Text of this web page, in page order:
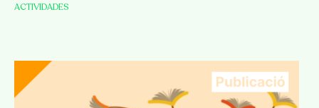
ACTIVIDADES